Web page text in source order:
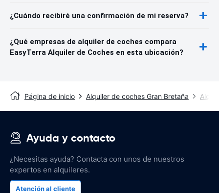
¿Cuándo recibiré una confirmación de mi reserva?
¿Qué empresas de alquiler de coches compara
EasyTerra Alquiler de Coches en esta ubicación?
Página de inicio Alquiler de coches Gran Bretaña
Ayuda y contacto
¿Necesitas ayuda? Contacta con unos de nuestros
expertos en alquileres.
Atención al cliente